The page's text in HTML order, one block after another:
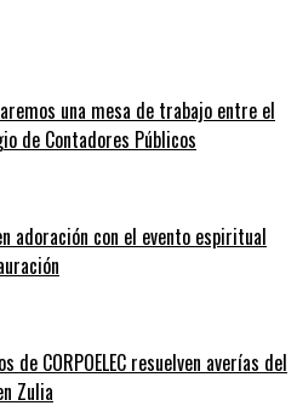
una mesa de trabajo entre el
de Contadores Públicos
adoración con el evento espiritual
de CORPOELEC resuelven averías del
Zulia